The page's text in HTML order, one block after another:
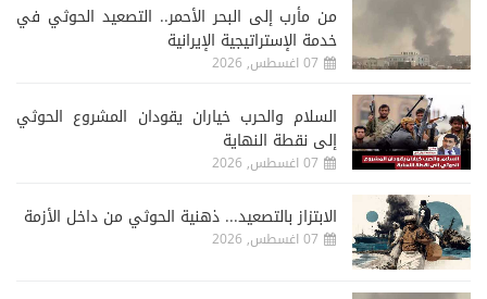
من مأرب إلى البحر الأحمر.. التصعيد الحوثي في
خدمة الإستراتيجية الإيرانية
07 اغسطس, 2026
السلام والحرب خياران يقودان المشروع الحوثي
إلى نقطة النهاية
07 اغسطس, 2026
الابتزاز بالتصعيد... ذهنية الحوثي من داخل الأزمة
07 اغسطس, 2026